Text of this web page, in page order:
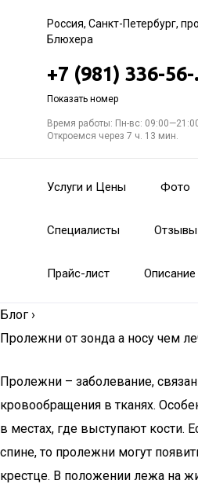
Россия, Санкт-Петербург,
Блюхера
+7 (981) 336-56-
Показать номер
Время работы: Пн-вс:
Откроемся через 7 ч. 13 мин.
Услуги и Цены Фото
Специалисты Отзывы
Прайс-лист
Блог ›
Пролежни от зонда а носу чем
Пролежни – заболевание,
кровообращения в тканях.
в местах, где выступают кости.
спине, то пролежни могут
крестце. В положении лежа на